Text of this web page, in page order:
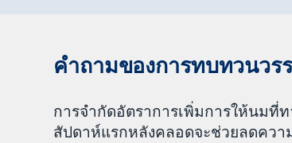
คำถามของการทบทวนวร
การจำกัดอัตราการเพิ่มการให้นมที่
สัปดาห์แรกหลังคลอดจะช่วยลดควา